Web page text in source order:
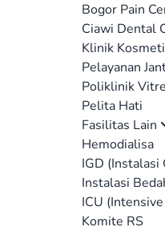
Bogor Pain
Ciawi Dental
Klinik
Pelayanan
Poliklinik
Pelita Hati
Fasilitas Lain
Hemodialisa
IGD (Instalasi
Instalasi
ICU
Komite RS